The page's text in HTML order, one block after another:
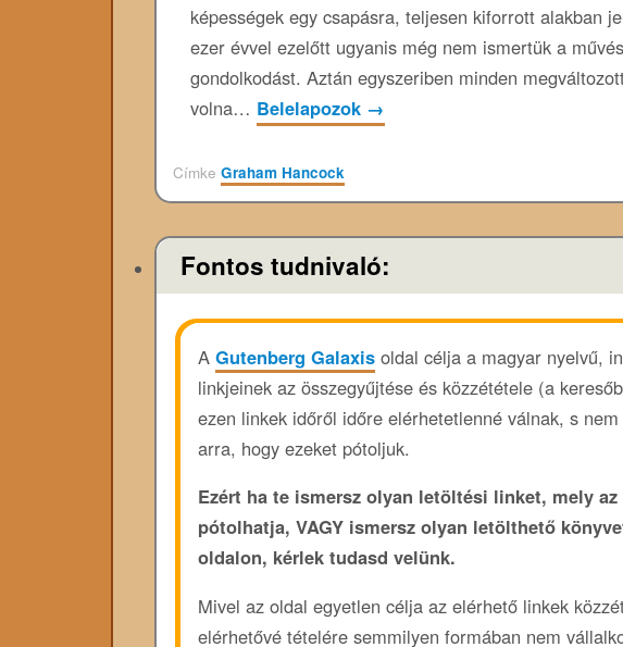
képességek egy csapásra, teljesen kiforrott alakban
ezer évvel ezelőtt ugyanis még nem ismertük a
gondolkodást. Aztán egyszeriben minden
volna… Belelapozok →
Címke Graham Hancock
Fontos tudnivaló:
AGutenberg Galaxis oldal célja a magyar nyelvű,
linkjeinek az összegyűjtése és közzététele (a
ezen linkek időről időre elérhetetlenné válnak, s
arra, hogy ezeket pótoljuk.
Ezért ha te ismersz olyan letöltési linket, mely
pótolhatja, VAGY ismersz olyan letölthető
oldalon, kérlek tudasd velünk.
Mivel az oldal egyetlen célja az elérhető linkek
elérhetővé tételére semmilyen formában nem